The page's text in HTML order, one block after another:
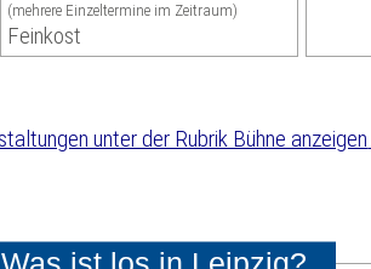
(mehrere Einzeltermine im Zeitraum)
Feinkost